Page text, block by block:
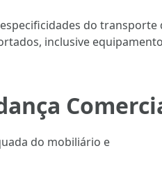
do transporte
inclusive
do mobiliário e